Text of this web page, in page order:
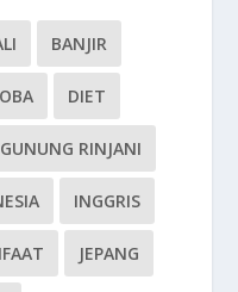
BANJIR
DIET
GUNUNG RINJANI
INGGRIS
JEPANG